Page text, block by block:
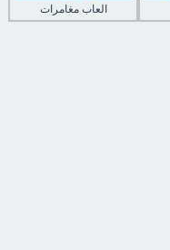
العاب مغامرات